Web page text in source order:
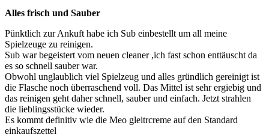
Alles frisch und Sauber
Pünktlich zur Ankuft habe ich Sub einbestellt um all meine
Spielzeuge zu reinigen.
Sub war begeistert vom neuen cleaner ,ich fast schon enttäuscht da
es so schnell sauber war.
Obwohl unglaublich viel Spielzeug und alles gründlich gereinigt ist
die Flasche noch überraschend voll. Das Mittel ist sehr ergiebig und
das reinigen geht daher schnell, sauber und einfach. Jetzt strahlen
die lieblingsstücke wieder.
Es kommt definitiv wie die Meo gleitrcreme auf den Standard
einkaufszettel